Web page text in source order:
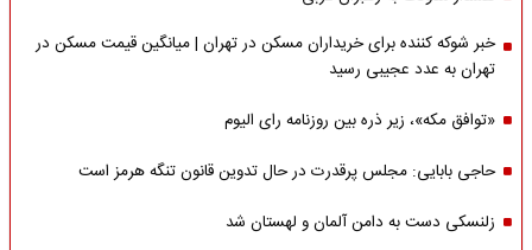
خبر شوکه کننده برای خریداران مسکن در تهران | میانگین قیمت مسکن در
تهران به عدد عجیبی رسید
«توافق مکه»، زیر ذره بین روزنامه رای الیوم
حاجی بابایی: مجلس پرقدرت در حال تدوین قانون تنگه هرمز است
زلنسکی دست به دامن آلمان و لهستان شد